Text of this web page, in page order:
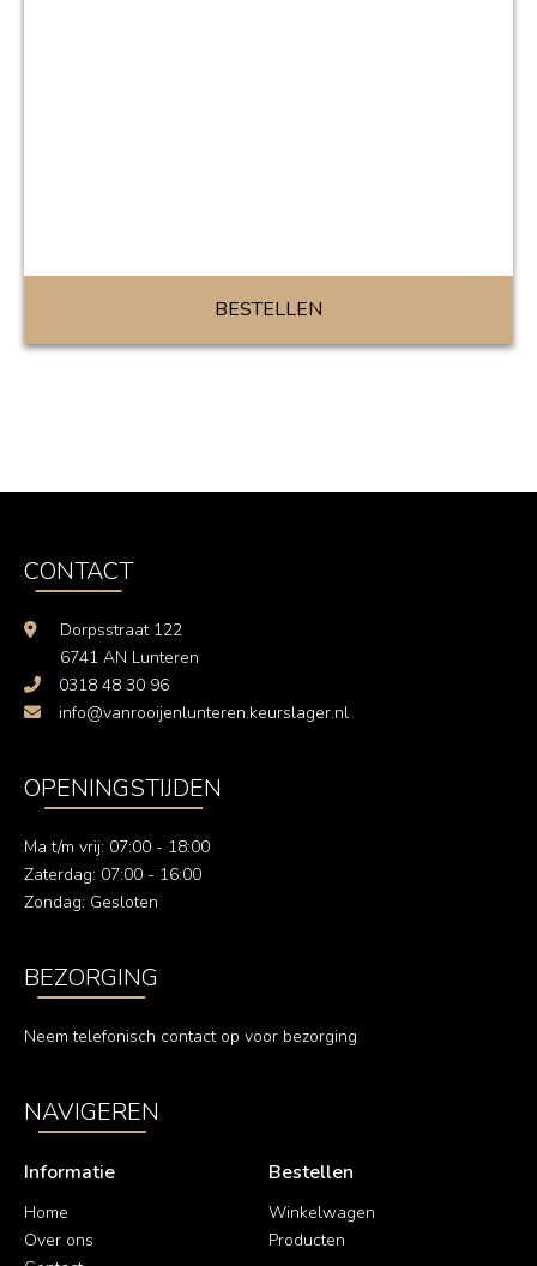
BESTELLEN
CONTACT
Dorpsstraat 122
6741 AN Lunteren
0318 48 30 96
info@vanrooijenlunteren.keurslager.nl
OPENINGSTIJDEN
Ma t/m vrij: 07:00 - 18:00
Zaterdag: 07:00 - 16:00
Zondag: Gesloten
BEZORGING
Neem telefonisch contact op voor bezorging
NAVIGEREN
Informatie
Home
Over ons
Bestellen
Winkelwagen
Producten